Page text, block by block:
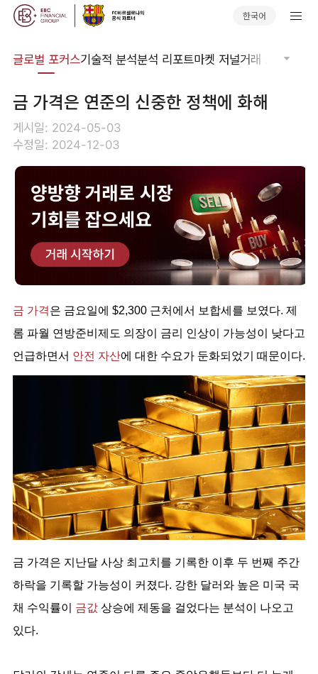
한국어
글로벌 포커스기술적 분석분석 리포트마켓 저널거래 소프트웨어
금 가격은 연준의 신중한 정책에 화해
게시일: 2024-05-03
수정일: 2024-12-03
금 가격은 금요일에 $2,300 근처에서 보합세를 보였다. 제
롬 파월 연방준비제도 의장이 금리 인상이 가능성이 낮다고
언급하면서 안전 자산에 대한 수요가 둔화되었기 때문이다.
금 가격은 지난달 사상 최고치를 기록한 이후 두 번째 주간
하락을 기록할 가능성이 커졌다. 강한 달러와 높은 미국 국
채 수익률이 금값상승에 제동을 걸었다는 분석이 나오고
있다.